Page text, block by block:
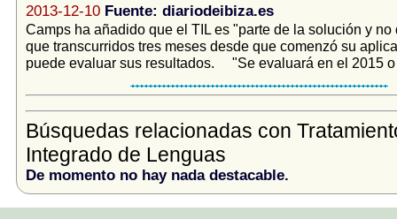
2013-12-10 Fuente: diariodeibiza.es
Camps ha añadido que el TIL es "parte de la solución y no
que transcurridos tres meses desde que comenzó su
puede evaluar sus resultados. "Se evaluará en el 2015 o
Búsquedas relacionadas con
Integrado de Lenguas
De momento no hay nada destacable.